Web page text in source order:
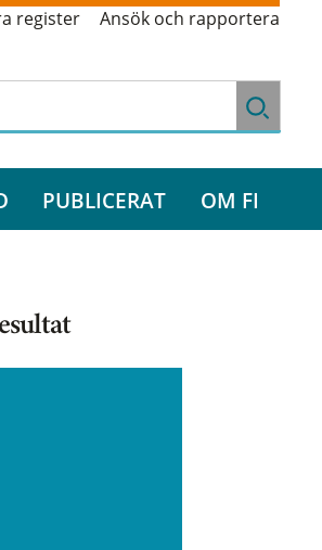
register Ansök och rapportera
PUBLICERAT OM FI